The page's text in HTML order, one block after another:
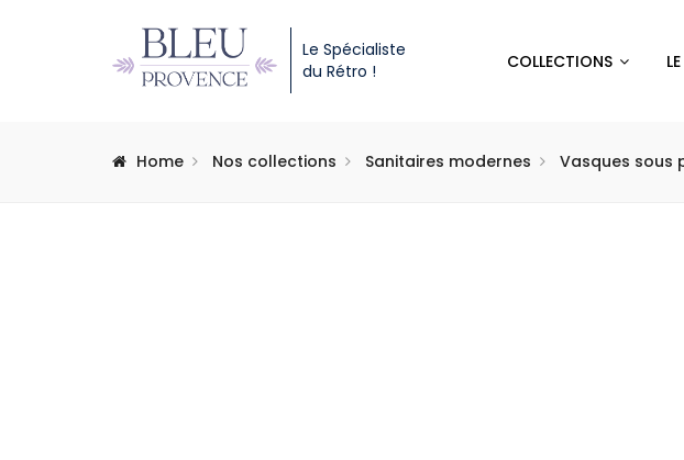
Le Spécialiste
du Rétro !
COLLECTIONS
Home Nos collections Sanitaires modernes Vasques sous